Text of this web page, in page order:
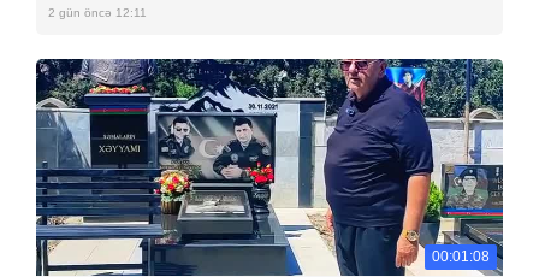
2 gün öncə 12:11
00:01:08